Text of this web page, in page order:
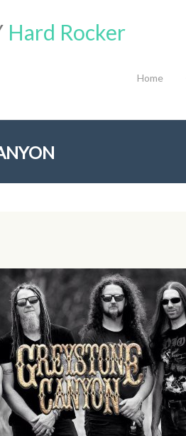
Hard Rocker
Home